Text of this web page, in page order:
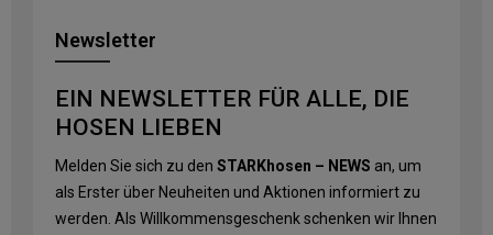
Newsletter
EIN NEWSLETTER FÜR ALLE, DIE
HOSEN LIEBEN
Melden Sie sich zu den STARKhosen – NEWS an, um
als Erster über Neuheiten und Aktionen informiert zu
werden. Als Willkommensgeschenk schenken wir Ihnen